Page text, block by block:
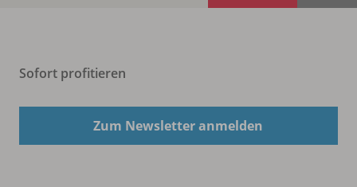
Sofort profitieren
Zum Newsletter anmelden